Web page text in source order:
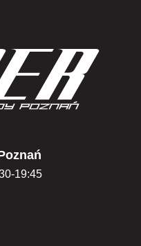
19:45